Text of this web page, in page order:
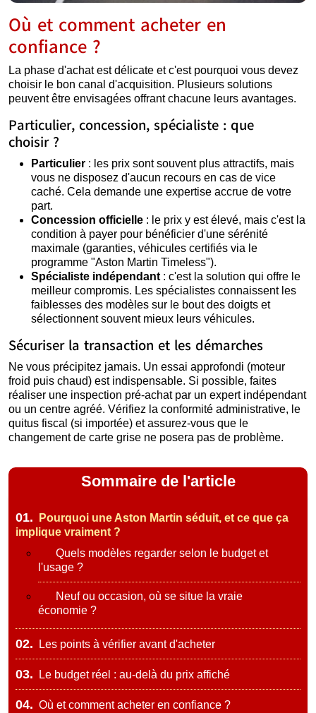
Où et comment acheter en
confiance ?
La phase d'achat est délicate et c'est pourquoi vous devez
choisir le bon canal d'acquisition. Plusieurs solutions
peuvent être envisagées offrant chacune leurs avantages.
Particulier, concession, spécialiste : que
choisir ?
Particulier : les prix sont souvent plus attractifs, mais
vous ne disposez d'aucun recours en cas de vice
caché. Cela demande une expertise accrue de votre
part.
Concession officielle : le prix y est élevé, mais c'est la
condition à payer pour bénéficier d'une sérénité
maximale (garanties, véhicules certifiés via le
programme "Aston Martin Timeless").
Spécialiste indépendant: c'est la solution qui offre le
meilleur compromis. Les spécialistes connaissent les
faiblesses des modèles sur le bout des doigts et
sélectionnent souvent mieux leurs véhicules.
Sécuriser la transaction et les démarches
Ne vous précipitez jamais. Un essai approfondi (moteur
froid puis chaud) est indispensable. Si possible, faites
réaliser une inspection pré-achat par un expert indépendant
ou un centre agréé. Vérifiez la conformité administrative, le
quitus fiscal (si importée) et assurez-vous que le
changement de carte grise ne posera pas de problème.
Sommaire de l'article
01.
Pourquoi une Aston Martin séduit, et ce que ça
implique vraiment ?
Quels modèles regarder selon le budget et
l'usage ?
Neuf ou occasion, où se situe la vraie
économie ?
02. Les points à vérifier avant d'acheter
03. Le budget réel : au-delà du prix affiché
04. Où et comment acheter en confiance ?